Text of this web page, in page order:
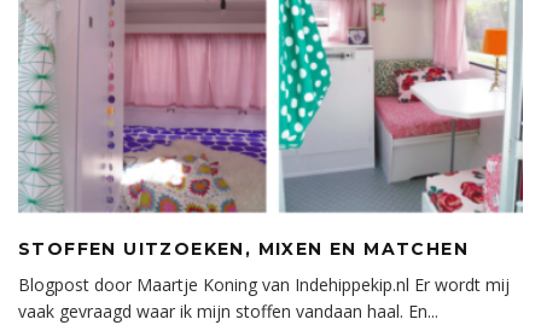
STOFFEN UITZOEKEN, MIXEN EN MATCHEN
Blogpost door Maartje Koning van Indehippekip.nl Er wordt mij
vaak gevraagd waar ik mijn stoffen vandaan haal. En...